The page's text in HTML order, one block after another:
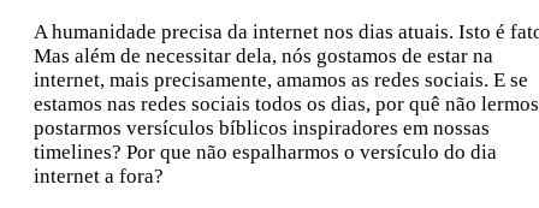
A humanidade precisa da internet nos dias atuais. Isto é
Mas além de necessitar dela, nós gostamos de estar na
internet, mais precisamente, amamos as redes sociais. E se
estamos nas redes sociais todos os dias, por quê não
postarmos versículos bíblicos inspiradores em nossas
timelines? Por que não espalharmos o versículo do dia
internet a fora?